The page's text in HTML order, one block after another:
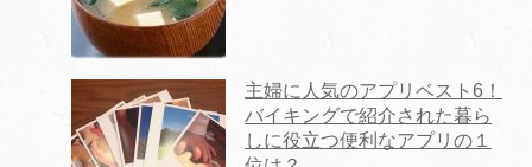
主婦に人気のアプリベスト6！
バイキングで紹介された暮ら
しに役立つ便利なアプリの１